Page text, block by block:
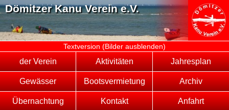
Dömitzer Kanu Verein e.V.
Textversion (Bilder ausblenden)
der Verein Aktivitäten Jahresplan
Gewässer Bootsvermietung Archiv
Übernachtung Kontakt Anfahrt